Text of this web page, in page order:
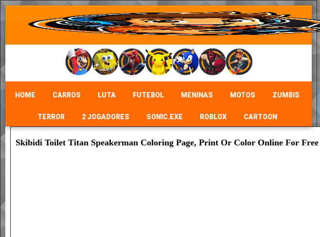
HOME CARROS LUTA FUTEBOL MENINAS MOTOS ZUMBIS
TERROR 2 JOGADORES SONIC.EXE ROBLOX CARTOON
Skibidi Toilet Titan Speakerman Coloring Page, Print Or Color Online For Free